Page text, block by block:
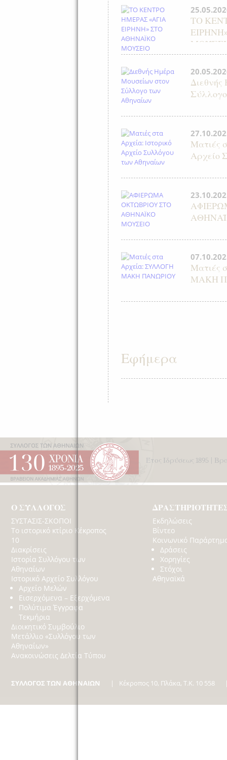
ΤΟ
Ματιές
Αρχείο
Ματιές
ΜΑΚΗ
Εφήμερα
Έτος Ιδρύσεως 1895 |
Ο ΣΥΛΛΟΓΟΣ
ΣΥΣΤΑΣΙΣ-ΣΚΟΠΟΙ
Το ιστορικό κτίριο Κέκροπος
10
Διακρίσεις
Ιστορία Συλλόγου των
Αθηναίων
Ιστορικό Αρχείο Συλλόγου
Αρχείο Μελών
Εισερχόμενα – Εξερχόμενα
Πολύτιμα Έγγραφα
Τεκμήρια
Διοικητικό Συμβούλιο
Μετάλλιο «Συλλόγου των
Αθηναίων»
Ανακοινώσεις Δελτία Τύπου
Εκδηλώσεις
Βίντεο
Κοινωνικό
Δράσεις
Χορηγίες
Στόχοι
Αθηναϊκά
ΣΥΛΛΟΓΟΣ ΤΩΝ ΑΘΗΝΑΙΩΝ Κέκροπος 10, Πλάκα, Τ.Κ. 10 558